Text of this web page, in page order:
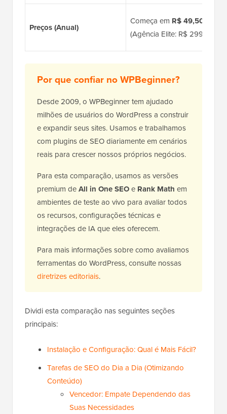
Preços (Anual)
Começa em R$ 49,50
(Agência Elite: R$ 299,50).
Por que confiar no WPBeginner?
Desde 2009, o WPBeginner tem ajudado
milhões de usuários do WordPress a construir
e expandir seus sites. Usamos e trabalhamos
com plugins de SEO diariamente em cenários
reais para crescer nossos próprios negócios.
Para esta comparação, usamos as versões
premium deAll in One SEOe Rank Math em
ambientes de teste ao vivo para avaliar todos
os recursos, configurações técnicas e
integrações de IA que eles oferecem.
Para mais informações sobre como avaliamos
ferramentas do WordPress, consulte nossas
diretrizes editoriais.
Dividi esta comparação nas seguintes seções
principais:
Instalação e Configuração: Qual é Mais Fácil?
Tarefas de SEO do Dia a Dia (Otimizando
Conteúdo)
Vencedor: Empate Dependendo das
Suas Necessidades